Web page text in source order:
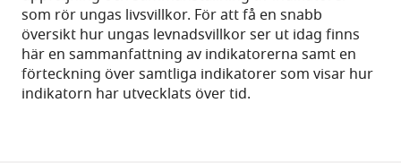
som rör ungas livsvillkor. För att få en snabb
översikt hur ungas levnadsvillkor ser ut idag finns
här en sammanfattning av indikatorerna samt en
förteckning över samtliga indikatorer som visar hur
indikatorn har utvecklats över tid.